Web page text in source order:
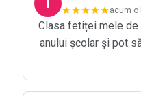
I acum o
Clasa fetiței mele
anului școlar și pot